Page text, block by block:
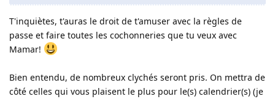
T'inquiètes, t'auras le droit de t'amuser avec la règles de
passe et faire toutes les cochonneries que tu veux avec
Mamar!
Bien entendu, de nombreux clychés seront pris. On mettra de
côté celles qui vous plaisent le plus pour le(s) calendrier(s) (je